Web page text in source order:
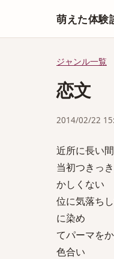
萌えた体験
ジャンル一覧
恋文
2014/02/22
近所に長い
当初つきっ
かしくない
位に気落ち
に染め
てパーマを
色合い